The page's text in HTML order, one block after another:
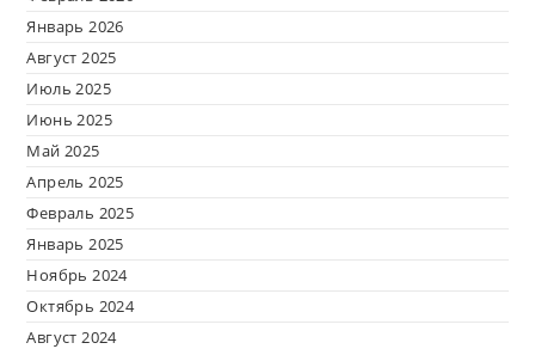
Январь 2026
Август 2025
Июль 2025
Июнь 2025
Май 2025
Апрель 2025
Февраль 2025
Январь 2025
Ноябрь 2024
Октябрь 2024
Август 2024